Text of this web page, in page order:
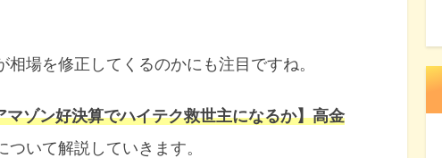
場を修正してくるのかにも注目ですね。
マゾン好決算でハイテク救世主になるか】高金
ついて解説していきます。